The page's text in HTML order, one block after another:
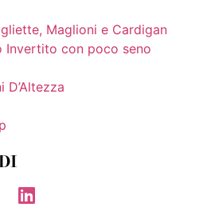
Maglioni e Cardigan
Invertito con poco seno
D’Altezza